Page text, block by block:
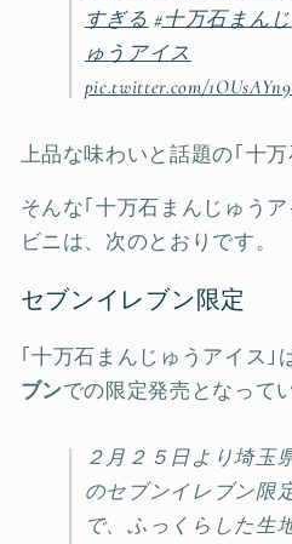
すぎる #十万石まんじ
ゅうアイス
pic.twitter.com/
上品な味わいと話題の｢十万
そんな｢十万石まんじゅう
ビニは、次のとおりです。
セブンイレブン限定
｢十万石まんじゅうアイス｣
ブンでの限定発売となって
２月２５日より埼玉
のセブンイレブン限
で、ふっくらした生